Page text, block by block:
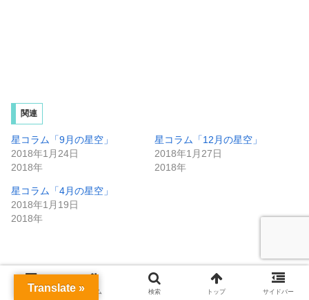
関連
星コラム「9月の星空」
2018年1月24日
2018年
星コラム「12月の星空」
2018年1月27日
2018年
星コラム「4月の星空」
2018年1月19日
2018年
2018年 星コラム 月間星空
メニュー ホーム 検索 トップ サイドバー
Translate »